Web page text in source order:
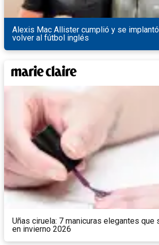
Alexis Mac Allister cumplió y se
volver al fútbol inglés
Uñas ciruela: 7 manicuras elegantes que
en invierno 2026